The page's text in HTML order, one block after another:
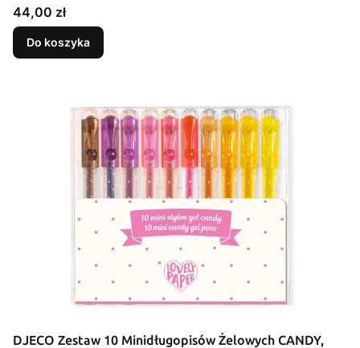
Cena
44,00 zł
Do koszyka
DJECO Zestaw 10 Minidługopisów Żelowych CANDY,